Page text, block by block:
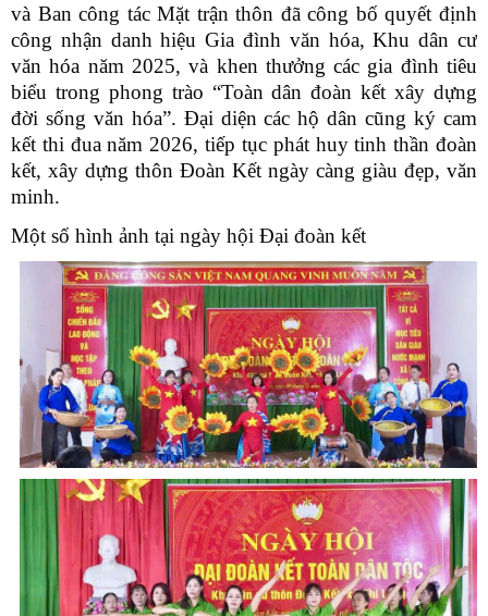
và Ban công tác Mặt trận thôn đã công bố quyết định
công nhận danh hiệu Gia đình văn hóa, Khu dân cư
văn hóa năm 2025, và khen thưởng các gia đình tiêu
biểu trong phong trào “Toàn dân đoàn kết xây dựng
đời sống văn hóa”. Đại diện các hộ dân cũng ký cam
kết thi đua năm 2026, tiếp tục phát huy tinh thần đoàn
kết, xây dựng thôn Đoàn Kết ngày càng giàu đẹp, văn
minh.
Một số hình ảnh tại ngày hội Đại đoàn kết